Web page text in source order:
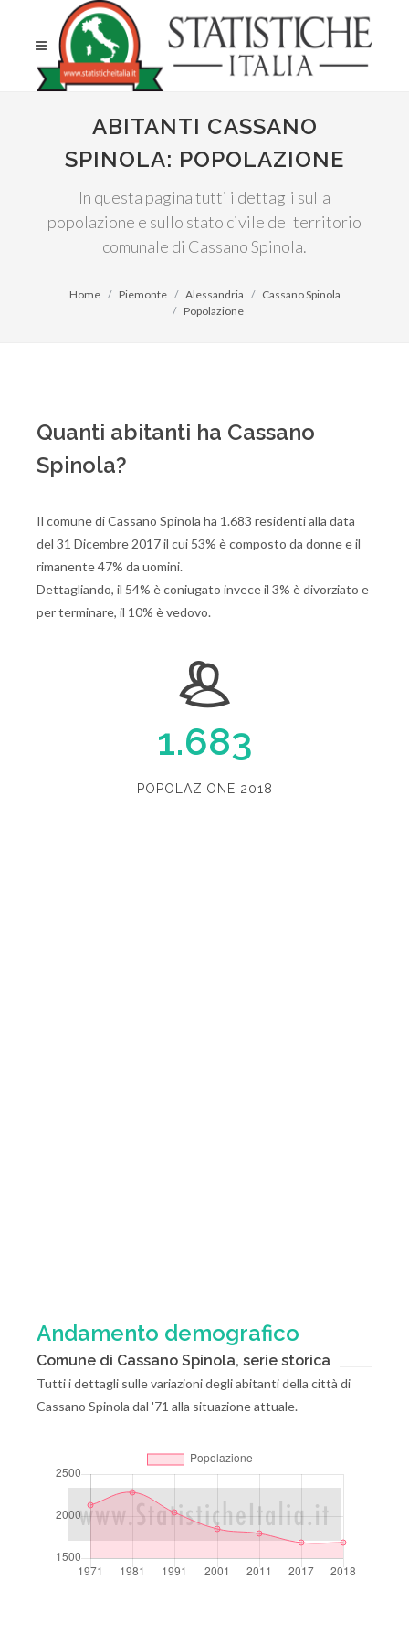
ABITANTI CASSANO
SPINOLA: POPOLAZIONE
In questa pagina tutti i dettagli sulla
popolazione e sullo stato civile del territorio
comunale di Cassano Spinola.
Home Piemonte Alessandria
Cassano Spinola
Popolazione
Quanti abitanti ha Cassano
Spinola?
Il comune di Cassano Spinola ha 1.683 residenti alla data
del 31 Dicembre 2017 il cui 53% è composto da donne e il
rimanente 47% da uomini.
Dettagliando, il 54% è coniugato invece il 3% è divorziato e
per terminare, il 10% è vedovo.
1.683
POPOLAZIONE 2018
Andamento demografico
Comune di Cassano Spinola, serie storica
Tutti i dettagli sulle variazioni degli abitanti della città di
Cassano Spinola dal '71 alla situazione attuale.